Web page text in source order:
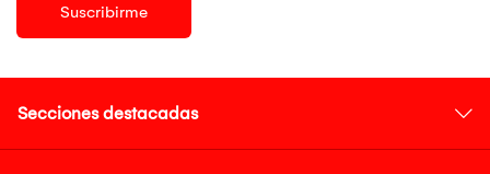
Suscribirme
Secciones destacadas